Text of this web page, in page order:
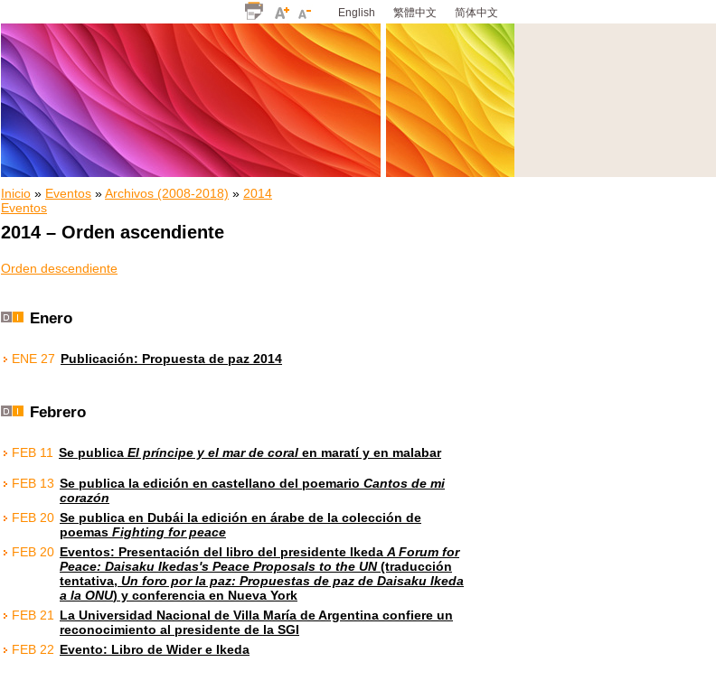
English 繁體中文 简体中文
Inicio » Eventos »Archivos (2008-2018) » 2014
Eventos
2014 – Orden ascendiente
Orden descendiente
Enero
ENE 27 Publicación: Propuesta de paz 2014
Febrero
FEB 11 Se publica El príncipe y el mar de coral en maratí y en malabar
FEB 13 Se publica la edición en castellano del poemario Cantos de mi
corazón
FEB 20 Se publica en Dubái la edición en árabe de la colección de
poemas Fighting for peace
FEB 20 Eventos: Presentación del libro del presidente Ikeda A Forum for
Peace: Daisaku Ikedas's Peace Proposals to the UN(traducción
tentativa, Un foro por la paz: Propuestas de paz de Daisaku Ikeda
a la ONU) y conferencia en Nueva York
FEB 21
La Universidad Nacional de Villa María de Argentina confiere un
reconocimiento al presidente de la SGI
FEB 22 Evento: Libro de Wider e Ikeda